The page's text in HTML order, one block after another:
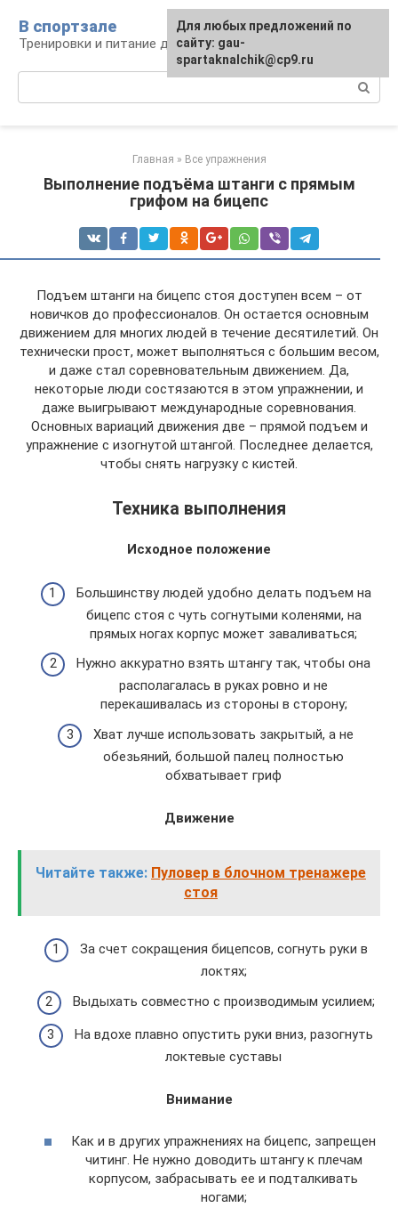
контенту
В спортзале
Тренировки и питание для здоровья
Главная » Все упражнения
Выполнение подъёма штанги с прямым
грифом на бицепс
Подъем штанги на бицепс стоя доступен всем – от
новичков до профессионалов. Он остается основным
движением для многих людей в течение десятилетий. Он
технически прост, может выполняться с большим весом,
и даже стал соревновательным движением. Да,
некоторые люди состязаются в этом упражнении, и
даже выигрывают международные соревнования.
Основных вариаций движения две – прямой подъем и
упражнение с изогнутой штангой. Последнее делается,
чтобы снять нагрузку с кистей.
Техника выполнения
Исходное положение
Большинству людей удобно делать подъем на
бицепс стоя с чуть согнутыми коленями, на
прямых ногах корпус может заваливаться;
Нужно аккуратно взять штангу так, чтобы она
располагалась в руках ровно и не
перекашивалась из стороны в сторону;
Хват лучше использовать закрытый, а не
обезьяний, большой палец полностью
обхватывает гриф
Движение
Читайте также: Пуловер в блочном тренажере
стоя
За счет сокращения бицепсов, согнуть руки в
локтях;
Выдыхать совместно с производимым усилием;
На вдохе плавно опустить руки вниз, разогнуть
локтевые суставы
Внимание
Как и в других упражнениях на бицепс, запрещен
читинг. Не нужно доводить штангу к плечам
корпусом, забрасывать ее и подталкивать
ногами;
Для любых предложений по
сайту: gau-
spartaknalchik@cp9.ru